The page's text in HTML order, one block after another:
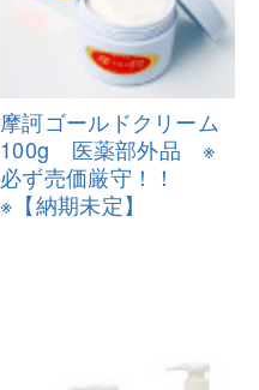
摩訶ゴールドクリーム
100g 医薬部外品 ※
必ず売価厳守！！
※【納期未定】